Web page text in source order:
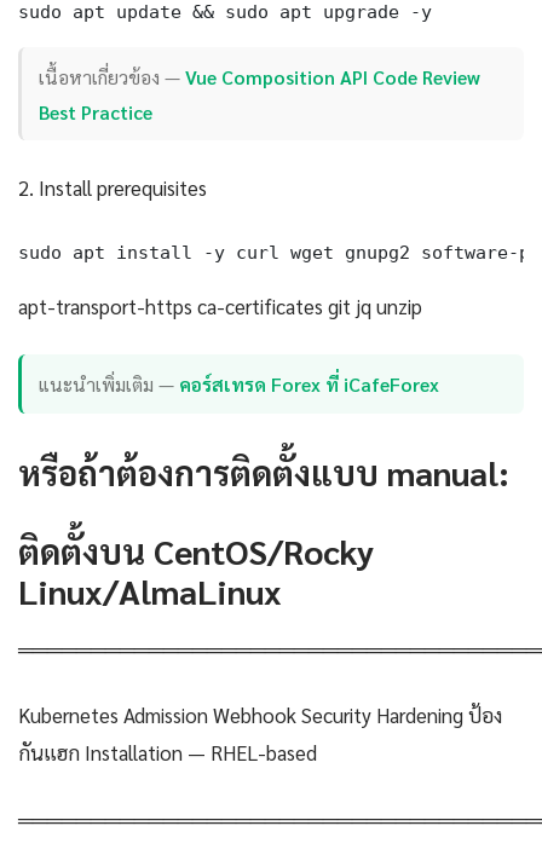
sudo apt update && sudo apt upgrade -y
เนื้อหาเกี่ยวข้อง —Vue Composition API Code Review
Best Practice
2. Install prerequisites
sudo apt install -y curl wget gnupg2 software-
apt-transport-https ca-certificates git jq unzip
แนะนำเพิ่มเติม — คอร์สเทรด Forex ที่ iCafeForex
หรือถ้าต้องการติดตั้งแบบ manual:
ติดตั้งบน CentOS/Rocky
Linux/AlmaLinux
Kubernetes Admission Webhook Security Hardening ป้อง
กันแฮก Installation — RHEL-based